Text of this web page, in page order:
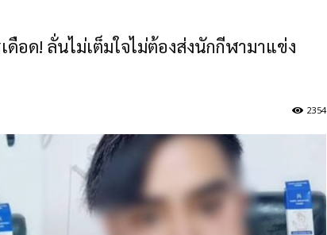
ดือด! ลั่นไม่เต็มใจไม่ต้องส่งนักกีฬามาแข่ง
2354